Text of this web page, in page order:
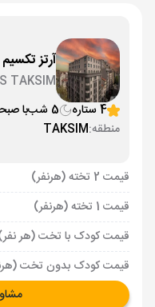
آرتز تکسیم
TAKSIM
4 ستاره
5 شب با
منطقه:TAKSIM
قیمت 2 تخته (هرنفر)
قیمت 1 تخته (هرنفر)
قیمت کودک با تخت (هر
قیمت کودک بدون تخت